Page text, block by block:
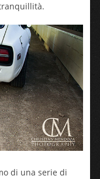
di una serie di